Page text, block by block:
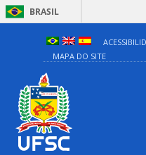
BRASIL
MAPA DO SITE